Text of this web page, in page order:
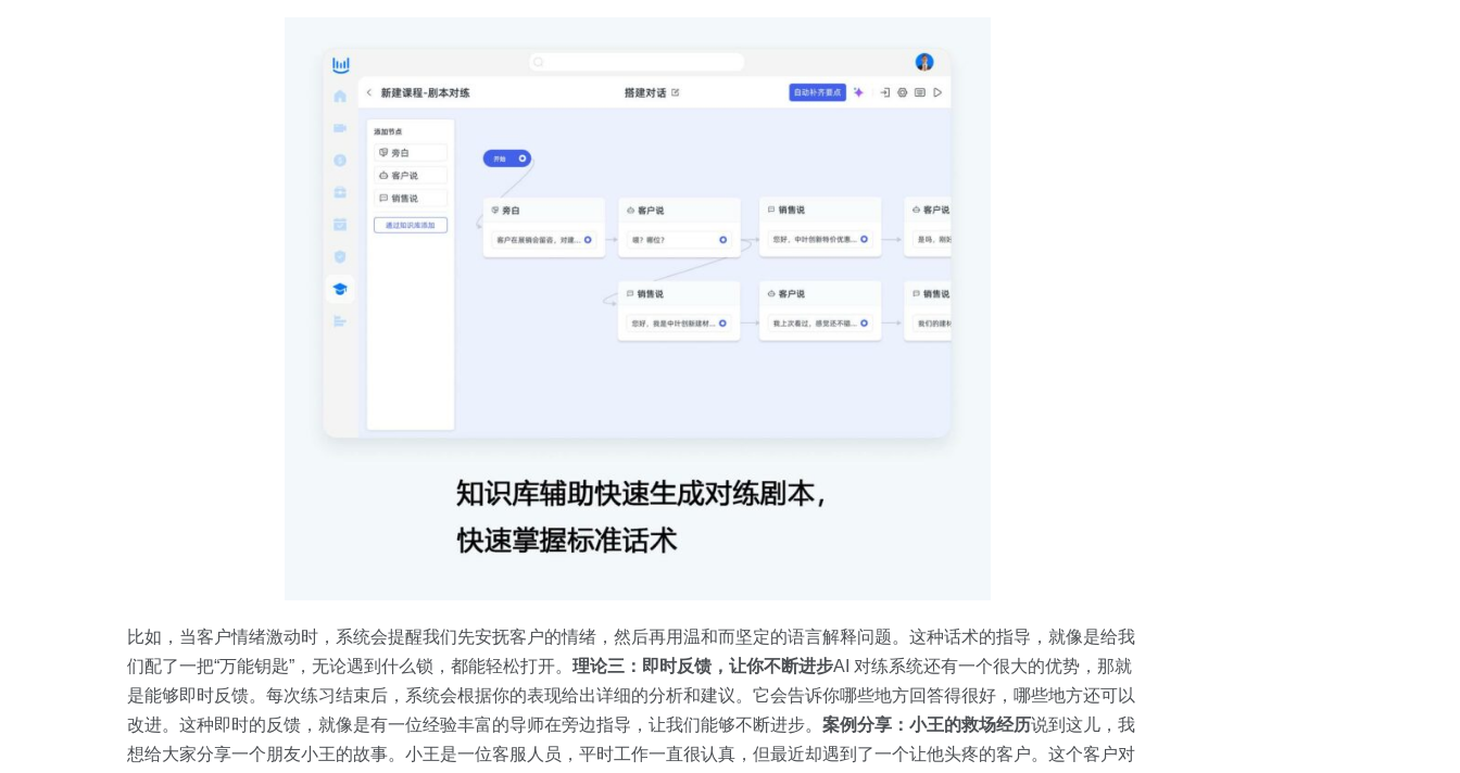
比如，当客户情绪激动时，系统会提醒我们先安抚客户的情绪，然后再用温和而坚定的语言解释问题。这种话术的指导，就像是给我
们配了一把“万能钥匙”，无论遇到什么锁，都能轻松打开。 理论三：即时反馈，让你不断进步AI 对练系统还有一个很大的优势，那就
是能够即时反馈。每次练习结束后，系统会根据你的表现给出详细的分析和建议。它会告诉你哪些地方回答得很好，哪些地方还可以
改进。这种即时的反馈，就像是有一位经验丰富的导师在旁边指导，让我们能够不断进步。 案例分享：小王的救场经历说到这儿，我
想给大家分享一个朋友小王的故事。小王是一位客服人员，平时工作一直很认真，但最近却遇到了一个让他头疼的客户。这个客户对